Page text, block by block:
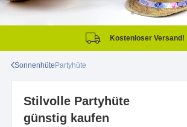
Kostenloser Versand!
SonnenhütePartyhüte
Stilvolle Partyhüte
günstig kaufen